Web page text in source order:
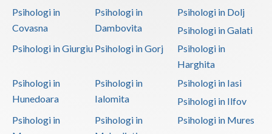
Psihologi in
Covasna
Psihologi in
Dambovita
Psihologi in Dolj
Psihologi in Galati
Psihologi in Giurgiu Psihologi in Gorj
Psihologi in
Harghita
Psihologi in
Hunedoara
Psihologi in
Ialomita
Psihologi in Iasi
Psihologi in Ilfov
Psihologi in
Psihologi in
Psihologi in Mures